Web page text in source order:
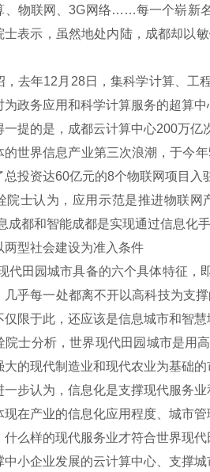
物联网、3G网络……每一个崭新名
士表示，虽然地处内陆，成都却以
去年12月28日，集科学计算、工
为政务应用和科学计算服务的超算
一提的是，成都云计算中心200万
的世界信息产业第三次浪潮，于今
总投资达60亿元的8个物联网项目入
士认为，应用示范是推进物联网
成都和智能成都是实现通过信息化
型社会建设为准入条件
代田园城市具备的六个具体特征，
几乎每一处都离不开以高科技为支
仅限于此，还应该是信息城市和智慧
士分析，世界现代田园城市是用
大的现代制造业和现代农业为基础
一步认为，信息化是支撑现代服务
现在产业的信息化应用程度、城市
么样的现代服务业才符合世界现代
中小企业发展的云计算中心、支撑